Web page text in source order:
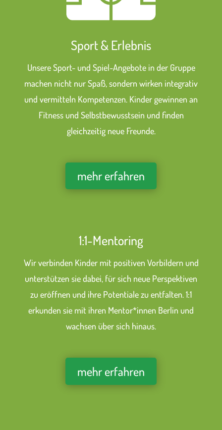
Sport & Erlebnis
Unsere Sport- und Spiel-Angebote in der Gruppe
machen nicht nur Spaß, sondern wirken integrativ
und vermitteln Kompetenzen. Kinder gewinnen an
Fitness und Selbstbewusstsein und finden
gleichzeitig neue Freunde.
mehr erfahren
1:1-Mentoring
Wir verbinden Kinder mit positiven Vorbildern und
unterstützen sie dabei, für sich neue Perspektiven
zu eröffnen und ihre Potentiale zu entfalten. 1:1
erkunden sie mit ihren Mentor*innen Berlin und
wachsen über sich hinaus.
mehr erfahren